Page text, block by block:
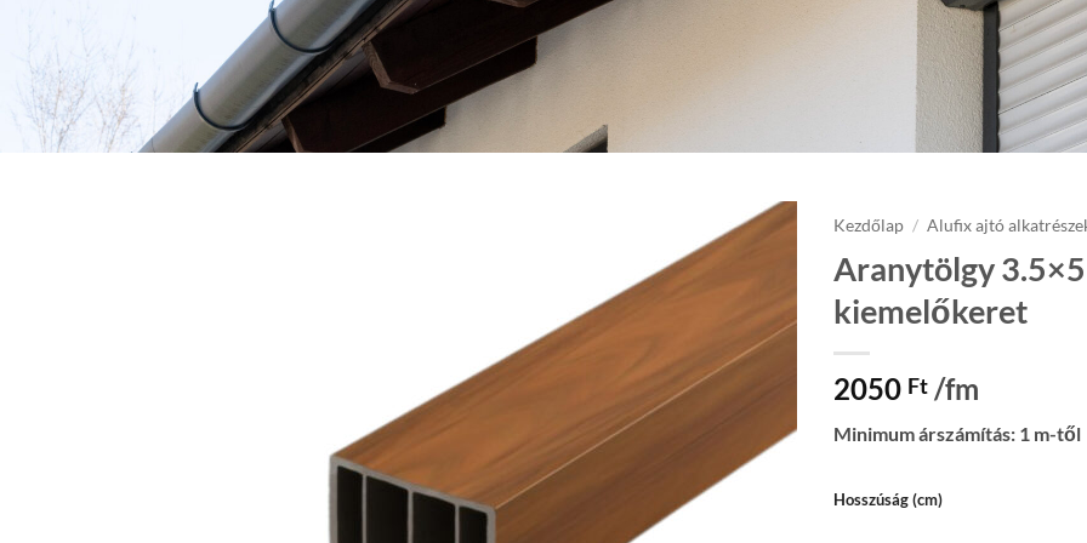
Kezdőlap / Alufix ajtó
Aranytölgy 3.5×5
kiemelőkeret
2050 Ft /fm
Minimum árszámítás: 1 m-től
Hosszúság (cm)